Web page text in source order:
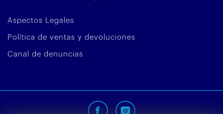
Aspectos Legales
Política de ventas y devoluciones
Canal de denuncias